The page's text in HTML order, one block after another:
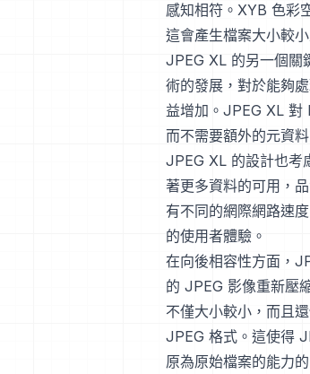
感知相符。XYB 色彩
這會產生檔案大小較
JPEG XL 的另一個關
術的發展，對於能夠
益增加。JPEG XL 對
而不需要額外的元資
JPEG XL 的設計也考
著更多資料的可用，
有不同的網際網路速
的使用者體驗。
在向後相容性方面，
的 JPEG 影像重新壓
不僅大小較小，而且
JPEG 格式。這使得
原為原始檔案的能力